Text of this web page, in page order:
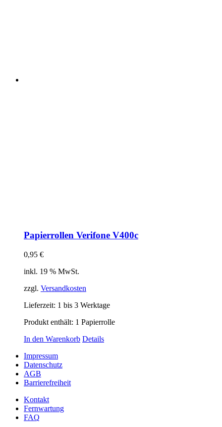
Papierrollen Verifone V400c
0,95 €
inkl. 19 % MwSt.
zzgl. Versandkosten
Lieferzeit: 1 bis 3 Werktage
Produkt enthält: 1 Papierrolle
In den Warenkorb Details
Impressum
Datenschutz
AGB
Barrierefreiheit
Kontakt
Fernwartung
FAQ